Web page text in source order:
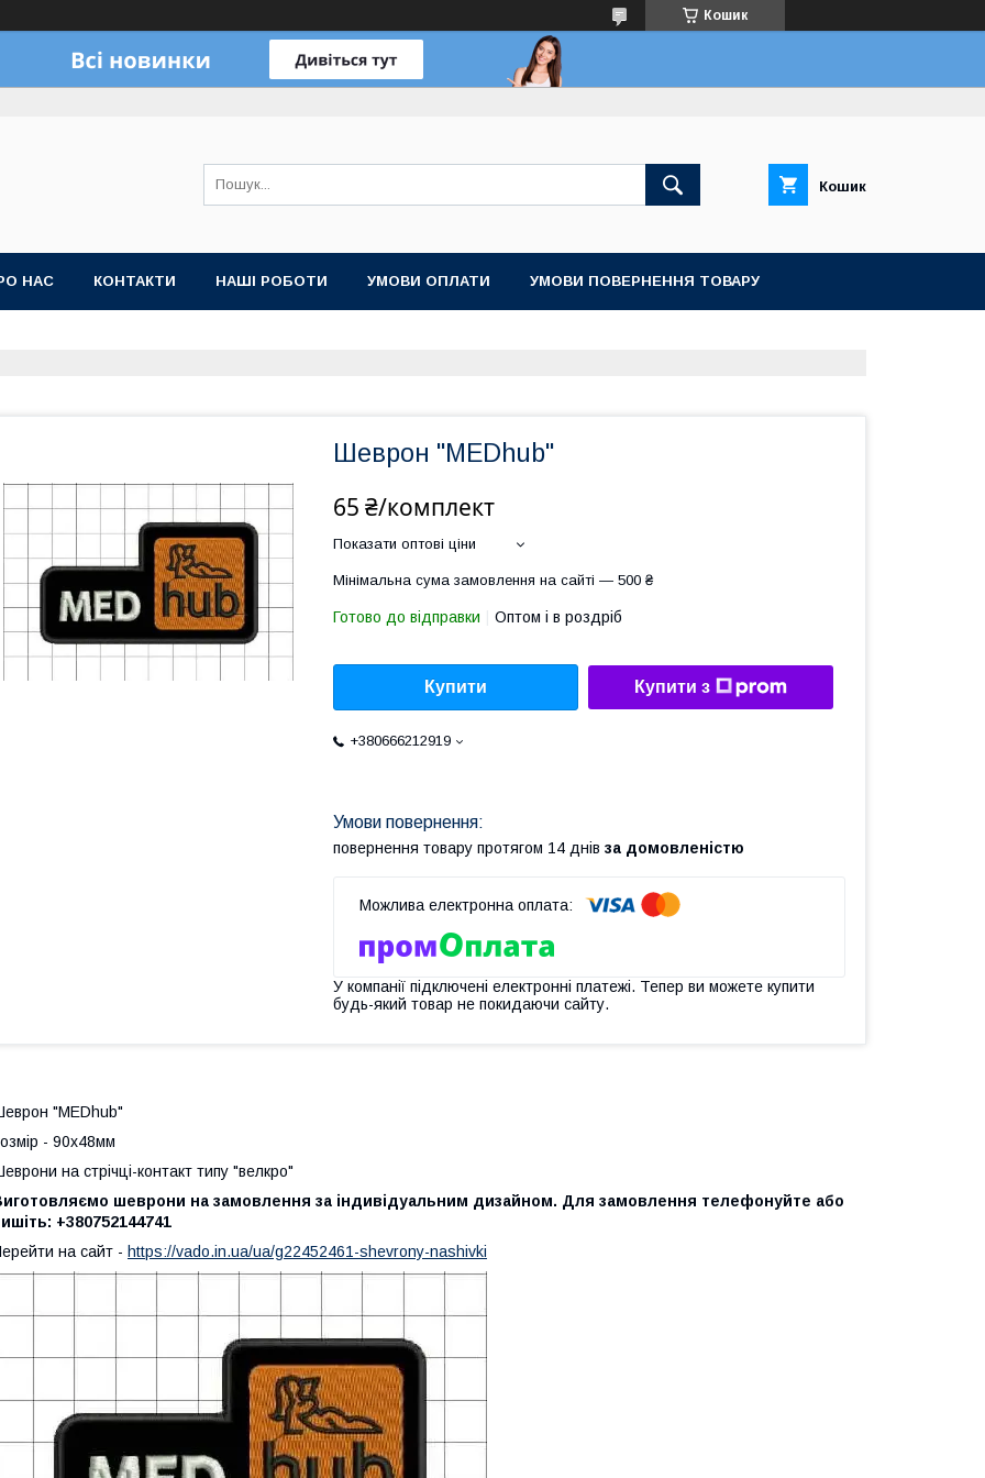
Кошик
Кошик
НАС КОНТАКТИ НАШІ РОБОТИ УМОВИ ОПЛАТИ УМОВИ ПОВЕРНЕННЯ ТОВАРУ
Шеврон "MEDhub"
65 ₴/комплект
Показати оптові ціни
Мінімальна сума замовлення на сайті — 500 ₴
Готово до відправки Оптом і в роздріб
Купити Купити з
+380666212919
повернення товару протягом 14 днів за домовленістю
У компанії підключені електронні платежі. Тепер ви можете купити
будь-який товар не покидаючи сайту.
"MEDhub"
- 90х48мм
на стрічці-контакт типу "велкро"
шеврони на замовлення за індивідуальним дизайном. Для замовлення телефонуйте або
+380752144741
на сайт - https://vado.in.ua/ua/g22452461-shevrony-nashivki